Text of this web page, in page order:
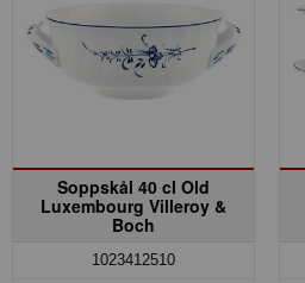
Soppskål 40 cl Old
Luxembourg Villeroy &
Boch
1023412510